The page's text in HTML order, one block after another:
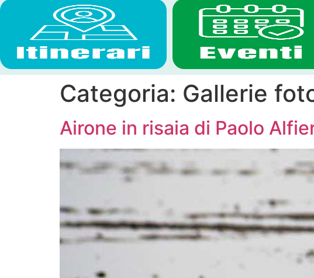
Categoria: Gallerie
Airone in risaia di Paolo